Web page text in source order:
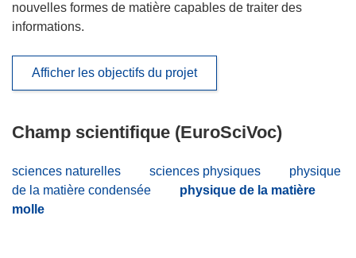
nouvelles formes de matière capables de traiter des
informations.
Afficher les objectifs du projet
Champ scientifique (EuroSciVoc)
sciences naturelles sciences physiques
physique
de la matière condensée
physique de la matière
molle